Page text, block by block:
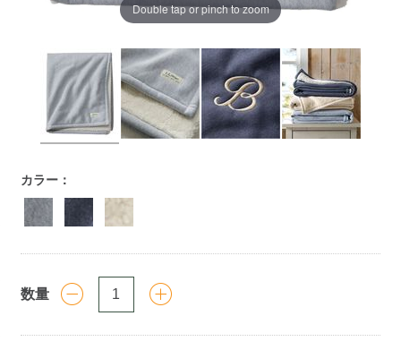
Double tap or pinch to zoom
https://www.llbean.co.jp/homegoods/bedding/blankets/g/
カラー：
数量